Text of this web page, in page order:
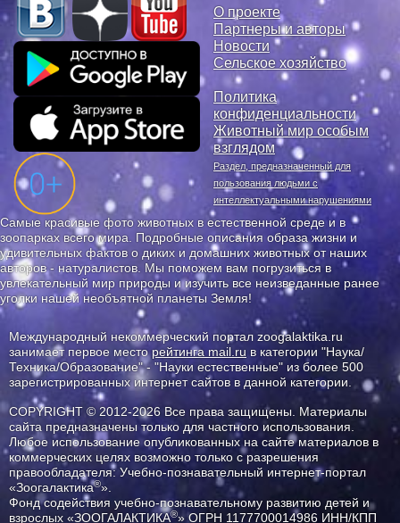
О проекте
Партнеры и авторы
Новости
Сельское хозяйство
Политика
конфиденциальности
Животный мир особым
взглядом
Раздел, предназначенный для
пользования людьми с
интеллектуальными нарушениями
Самые красивые фото животных в естественной среде и в
зоопарках всего мира. Подробные описания образа жизни и
удивительных фактов о диких и домашних животных от наших
авторов - натуралистов. Мы поможем вам погрузиться в
увлекательный мир природы и изучить все неизведанные ранее
уголки нашей необъятной планеты Земля!
Международный некоммерческий портал zoogalaktika.ru
занимает первое месторейтинга mail.ru в категории "Наука/
Техника/Образование" - "Науки естественные" из более 500
зарегистрированных интернет сайтов в данной категории.
COPYRIGHT © 2012-2026 Все права защищены. Материалы
сайта предназначены только для частного использования.
Любое использование опубликованных на сайте материалов в
коммерческих целях возможно только с разрешения
правообладателя: Учебно-познавательный интернет-портал
«Зоогалактика®».
Фонд содействия учебно-познавательному развитию детей и
взрослых «ЗООГАЛАКТИКА®» ОГРН 1177700014986 ИНН/КПП